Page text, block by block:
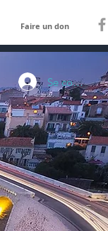
Faire un don
Se connecter